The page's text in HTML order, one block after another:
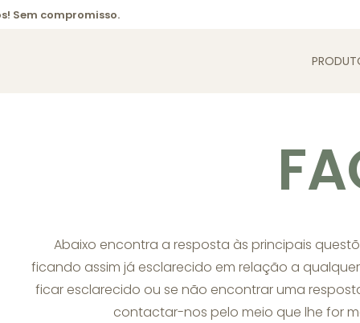
Sem compromisso.
Abaixo encontra a resposta às principais
ficando assim já esclarecido em relação a
ficar esclarecido ou se não encontrar uma
contactar-nos pelo meio que lhe for